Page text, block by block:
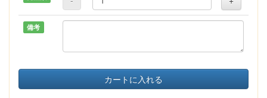
備考
カートに入れる